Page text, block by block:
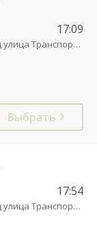
17:09
Калининград улица Транспортая
Выбрать
17:54
Калининград улица Транспортая